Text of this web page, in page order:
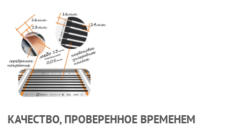
КАЧЕСТВО, ПРОВЕРЕННОЕ ВРЕМЕНЕМ